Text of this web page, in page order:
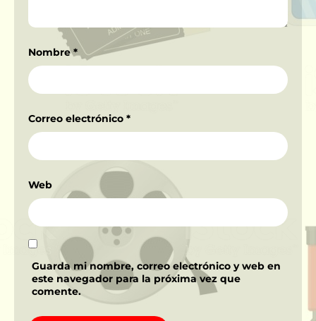
Nombre*
Correo electrónico *
Web
Guarda mi nombre, correo electrónico y web en
este navegador para la próxima vez que
comente.